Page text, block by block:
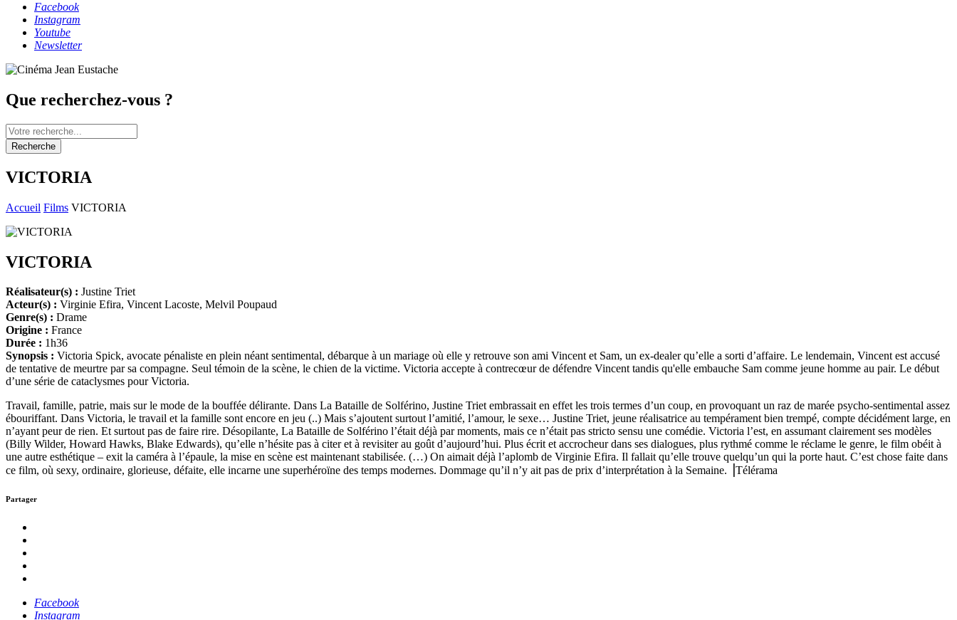
Facebook
Instagram
Youtube
Newsletter
Que recherchez-vous ?
Recherche
VICTORIA
Accueil Films VICTORIA
VICTORIA
Réalisateur(s) : Justine Triet
Acteur(s) : Virginie Efira, Vincent Lacoste, Melvil Poupaud
Genre(s) : Drame
Origine : France
Durée : 1h36
Synopsis : Victoria Spick, avocate pénaliste en plein néant sentimental, débarque à un mariage où elle y retrouve son ami Vincent et Sam, un ex-dealer qu’elle a sorti d’affaire. Le lendemain, Vincent est accusé
de tentative de meurtre par sa compagne. Seul témoin de la scène, le chien de la victime. Victoria accepte à contrecœur de défendre Vincent tandis qu'elle embauche Sam comme jeune homme au pair. Le début
d’une série de cataclysmes pour Victoria.
Travail, famille, patrie, mais sur le mode de la bouffée délirante. Dans La Bataille de Solférino, Justine Triet embrassait en effet les trois termes d’un coup, en provoquant un raz de marée psycho-sentimental assez
ébouriffant. Dans Victoria, le travail et la famille sont encore en jeu (..) Mais s’ajoutent surtout l’amitié, l’amour, le sexe… Justine Triet, jeune réalisatrice au tempérament bien trempé, compte décidément large, en
n’ayant peur de rien. Et surtout pas de faire rire. Désopilante, La Bataille de Solférino l’était déjà par moments, mais ce n’était pas stricto sensu une comédie. Victoria l’est, en assumant clairement ses modèles
(Billy Wilder, Howard Hawks, Blake Edwards), qu’elle n’hésite pas à citer et à revisiter au goût d’aujourd’hui. Plus écrit et accrocheur dans ses dialogues, plus rythmé comme le réclame le genre, le film obéit à
une autre esthétique – exit la caméra à l’épaule, la mise en scène est maintenant stabilisée. (…) On aimait déjà l’aplomb de Virginie Efira. Il fallait qu’elle trouve quelqu’un qui la porte haut. C’est chose faite dans
ce film, où sexy, ordinaire, glorieuse, défaite, elle incarne une superhéroïne des temps modernes. Dommage qu’il n’y ait pas de prix d’interprétation à la Semaine. ⎥Télérama
Partager
Facebook
Instagram